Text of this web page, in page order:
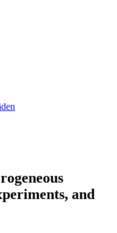
and